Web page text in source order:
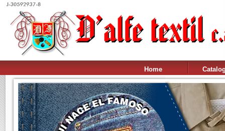
Home